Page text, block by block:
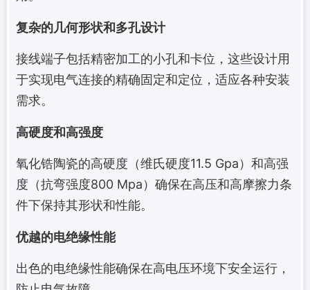
复杂的几何形状和多孔设计
接线端子包括精密加工的小孔和卡位，这些设计用
于实现电气连接的精确固定和定位，适应各种安装
需求。
高硬度和高强度
氧化锆陶瓷的高硬度（维氏硬度11.5 Gpa）和高强
度（抗弯强度800 Mpa）确保在高压和高摩擦力条
件下保持其形状和性能。
优越的电绝缘性能
出色的电绝缘性能确保在高电压环境下安全运行，